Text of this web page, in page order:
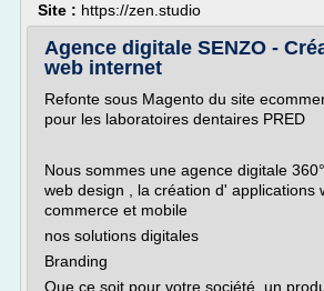
Site : https://zen.studio
Agence digitale SENZO -
web internet
Refonte sous Magento du site
pour les laboratoires dentaires PRED
Nous sommes une agence digitale
web design , la création d' applications
commerce et mobile
nos solutions digitales
Branding
Que ce soit pour votre société, un